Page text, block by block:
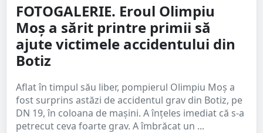
FOTOGALERIE. Eroul Olimpiu
Moș a sărit printre primii să
ajute victimele accidentului din
Botiz
Aflat în timpul său liber, pompierul Olimpiu Moș a
fost surprins astăzi de accidentul grav din Botiz, pe
DN 19, în coloana de mașini. A înțeles imediat că s-a
petrecut ceva foarte grav. A îmbrăcat un ...